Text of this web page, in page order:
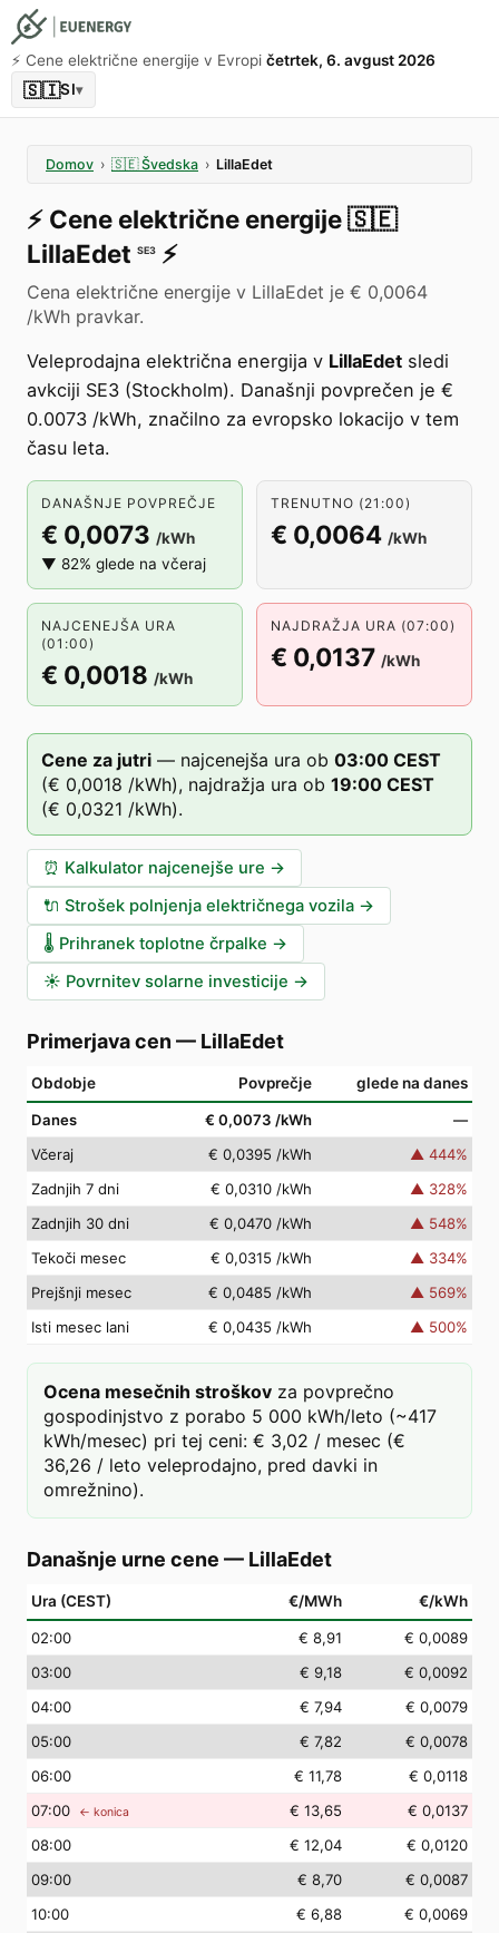
⚡️ Cene električne energije v Evropi četrtek, 6. avgust 2026
🇸🇮SI▾
Domov › 🇸🇪 Švedska › LillaEdet
⚡️ Cene električne energije🇸🇪
LillaEdet SE3 ⚡️
Cena električne energije v LillaEdet je € 0,0064
/kWh pravkar.
Veleprodajna električna energija v LillaEdet sledi
avkciji SE3 (Stockholm). Današnji povprečen je €
0.0073 /kWh, značilno za evropsko lokacijo v tem
času leta.
DANAŠNJE POVPREČJE
€ 0,0073 /kWh
▼ 82% glede na včeraj
TRENUTNO (21:00)
€ 0,0064 /kWh
NAJCENEJŠA URA
(01:00)
€ 0,0018 /kWh
NAJDRAŽJA URA (07:00)
€ 0,0137 /kWh
Cene za jutri — najcenejša ura ob 03:00 CEST
(€ 0,0018 /kWh), najdražja ura ob 19:00 CEST
(€ 0,0321 /kWh).
⏰ Kalkulator najcenejše ure →
🔌 Strošek polnjenja električnega vozila →
🌡️ Prihranek toplotne črpalke →
☀️ Povrnitev solarne investicije →
Primerjava cen — LillaEdet
Obdobje Povprečje glede na danes
Danes € 0,0073 /kWh
—
Včeraj
€ 0,0395 /kWh ▲ 444%
Zadnjih 7 dni
€ 0,0310 /kWh ▲ 328%
Zadnjih 30 dni
€ 0,0470 /kWh ▲ 548%
Tekoči mesec
€ 0,0315 /kWh ▲ 334%
Prejšnji mesec
€ 0,0485 /kWh ▲ 569%
Isti mesec lani
€ 0,0435 /kWh ▲ 500%
Ocena mesečnih stroškov za povprečno
gospodinjstvo z porabo 5 000 kWh/leto (~417
kWh/mesec) pri tej ceni: € 3,02 / mesec (€
36,26 / leto veleprodajno, pred davki in
omrežnino).
Današnje urne cene — LillaEdet
Ura (CEST) €/MWh €/kWh
02:00 € 8,91
€ 0,0089
03:00 € 9,18
€ 0,0092
04:00 € 7,94
€ 0,0079
05:00 € 7,82
€ 0,0078
06:00 € 11,78
€ 0,0118
07:00 ← konica € 13,65
€ 0,0137
08:00 € 12,04
€ 0,0120
09:00 € 8,70
€ 0,0087
10:00 € 6,88
€ 0,0069